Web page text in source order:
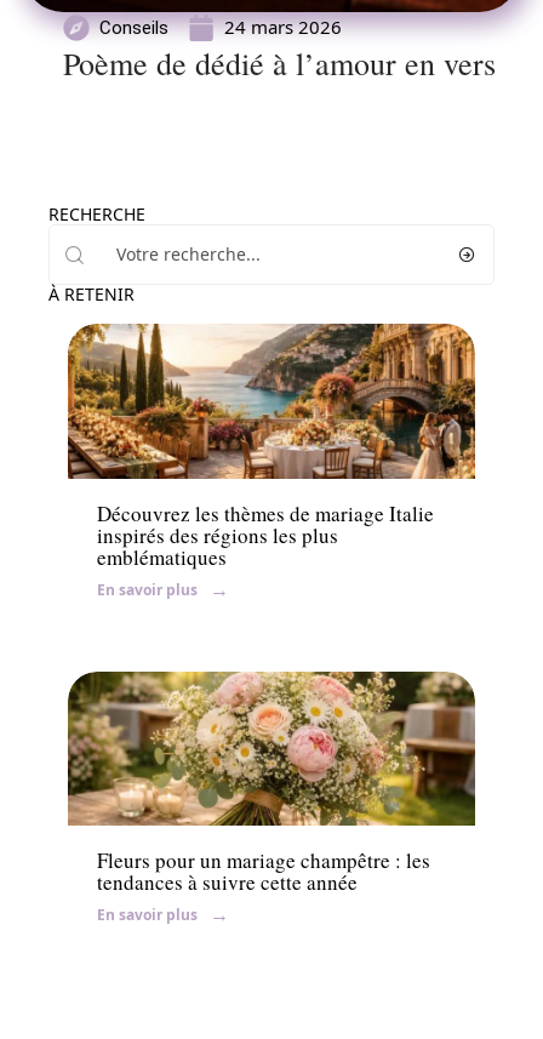
Conseils 24 mars 2026
Poème de dédié à l’amour en vers
RECHERCHE
À RETENIR
Conseils
Découvrez les thèmes de mariage Italie
inspirés des régions les plus
emblématiques
En savoir plus
Ambiance
Fleurs pour un mariage champêtre : les
tendances à suivre cette année
En savoir plus